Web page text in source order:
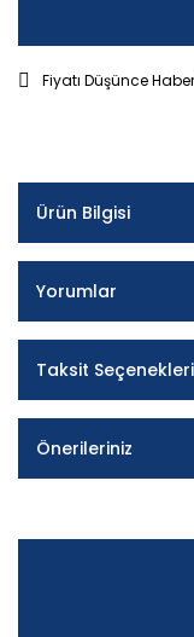
Fiyatı Düşünce
Ürün Bilgisi
Yorumlar
Taksit Seçenekleri
Önerileriniz